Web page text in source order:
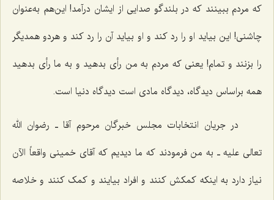
که مردم ببینند که در بلندگو صدایی از ایشان درآمد! این‌هم به‌عنوان
چاشنی! این بیاید او را رد کند و او بیاید آن را رد کند و هردو همدیگر
را بزنند و تمام! یعنی که مردم به من رأی بدهید و به ما رأی بدهید
همه براساس دیدگاه، دیدگاه مادی است دیدگاه دنیا است.
در جریان انتخابات مجلس خبرگان مرحوم آقا ـ رضوان الله
تعالی علیه ـ به من فرمودند که ما دیدیم که آقای خمینی واقعاً الآن
نیاز دارد به اینکه کمکش کنند و افراد بیایند و کمک کنند و خلاصه